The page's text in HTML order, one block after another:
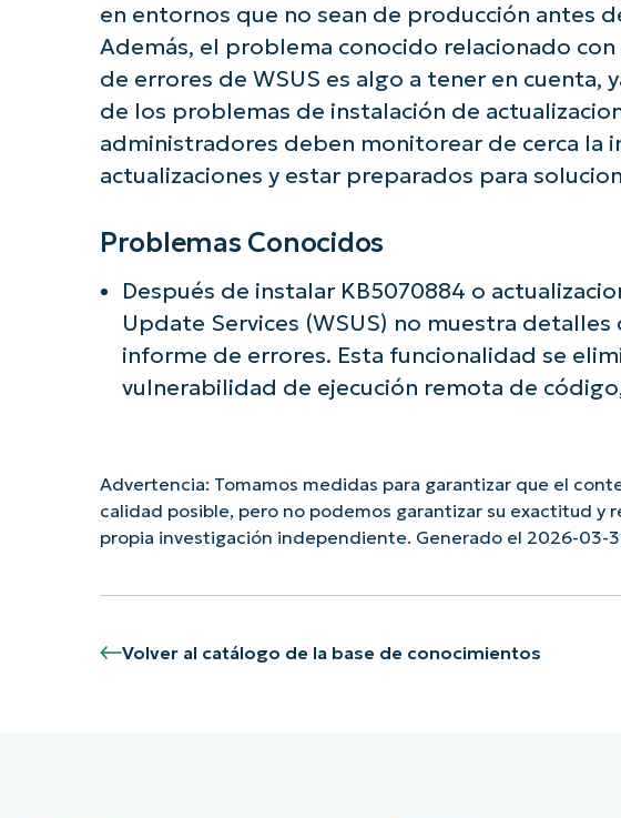
en entornos que no sean de producción antes
Además, el problema conocido relacionado
de errores de WSUS es algo a tener en cuenta,
de los problemas de instalación de
administradores deben monitorear de cerca la
actualizaciones y estar preparados para
Problemas Conocidos
Después de instalar KB5070884 o
Update Services (WSUS) no muestra
informe de errores. Esta funcionalidad se
vulnerabilidad de ejecución remota de código,
Advertencia: Tomamos medidas para garantizar que el
calidad posible, pero no podemos garantizar su exactitud y
propia investigación independiente. Generado el 2026-03-
Volver al catálogo de la base de conocimientos